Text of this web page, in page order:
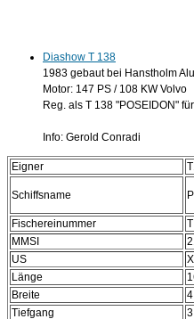
Diashow T 138
1983 gebaut bei Hanstholm
Motor: 147 PS / 108 KW Volvo
Reg. als T 138 "POSEIDON"
Info: Gerold Conradi
Eigner
Schiffsname
Fischereinummer
MMSI
US
Länge
Breite
Tiefgang